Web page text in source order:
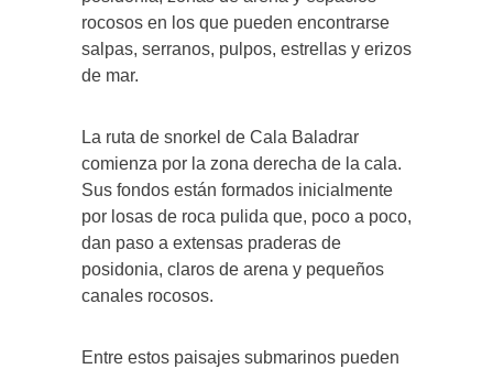
rocosos en los que pueden encontrarse
salpas, serranos, pulpos, estrellas y erizos
de mar.
La ruta de snorkel de Cala Baladrar
comienza por la zona derecha de la cala.
Sus fondos están formados inicialmente
por losas de roca pulida que, poco a poco,
dan paso a extensas praderas de
posidonia, claros de arena y pequeños
canales rocosos.
Entre estos paisajes submarinos pueden